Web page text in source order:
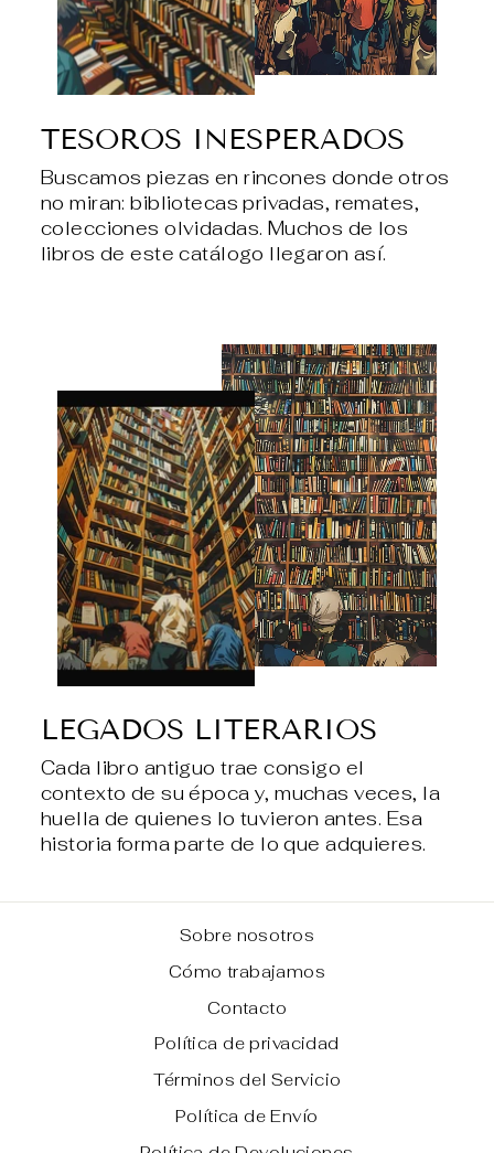
TESOROS INESPERADOS
Buscamos piezas en rincones donde otros
no miran: bibliotecas privadas, remates,
colecciones olvidadas. Muchos de los
libros de este catálogo llegaron así.
LEGADOS LITERARIOS
Cada libro antiguo trae consigo el
contexto de su época y, muchas veces, la
huella de quienes lo tuvieron antes. Esa
historia forma parte de lo que adquieres.
Sobre nosotros
Cómo trabajamos
Contacto
Política de privacidad
Términos del Servicio
Política de Envío